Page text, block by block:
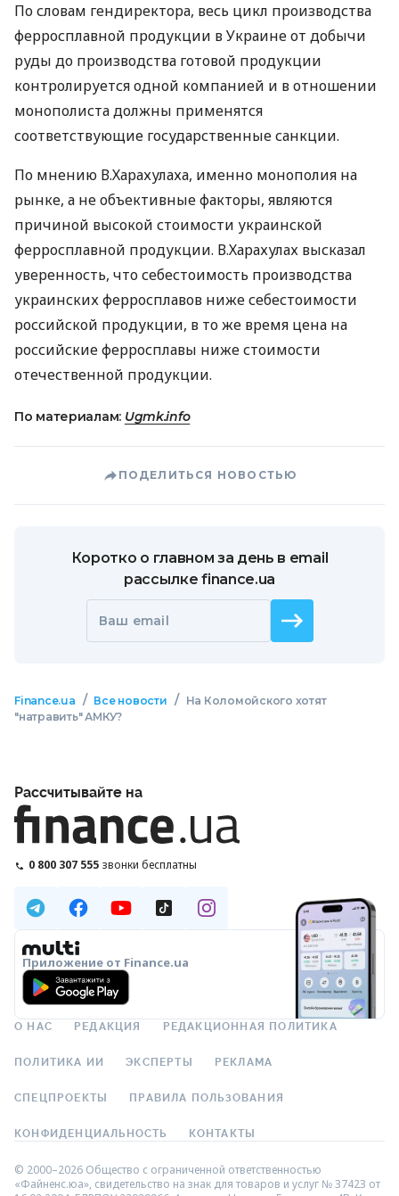
По словам гендиректора, весь цикл производства
ферросплавной продукции в Украине от добычи
руды до производства готовой продукции
контролируется одной компанией и в отношении
монополиста должны применятся
соответствующие государственные санкции.
По мнению В.Харахулаха, именно монополия на
рынке, а не объективные факторы, являются
причиной высокой стоимости украинской
ферросплавной продукции. В.Харахулах высказал
уверенность, что себестоимость производства
украинских ферросплавов ниже себестоимости
российской продукции, в то же время цена на
российские ферросплавы ниже стоимости
отечественной продукции.
По материалам: Ugmk.info
ПОДЕЛИТЬСЯ НОВОСТЬЮ
Коротко о главном за день в email
рассылке finance.ua
Ваш email
Finance.ua / Все новости /
На Коломойского хотят
"натравить" АМКУ?
Рассчитывайте на
0 800 307 555 звонки бесплатны
Приложение от Finance.ua
О НАС РЕДАКЦИЯ РЕДАКЦИОННАЯ ПОЛИТИКА
ПОЛИТИКА ИИ ЭКСПЕРТЫ РЕКЛАМА
СПЕЦПРОЕКТЫ ПРАВИЛА ПОЛЬЗОВАНИЯ
КОНФИДЕНЦИАЛЬНОСТЬ КОНТАКТЫ
© 2000–2026 Общество с ограниченной ответственностью
«Файненс.юа», свидетельство на знак для товаров и услуг № 37423 от